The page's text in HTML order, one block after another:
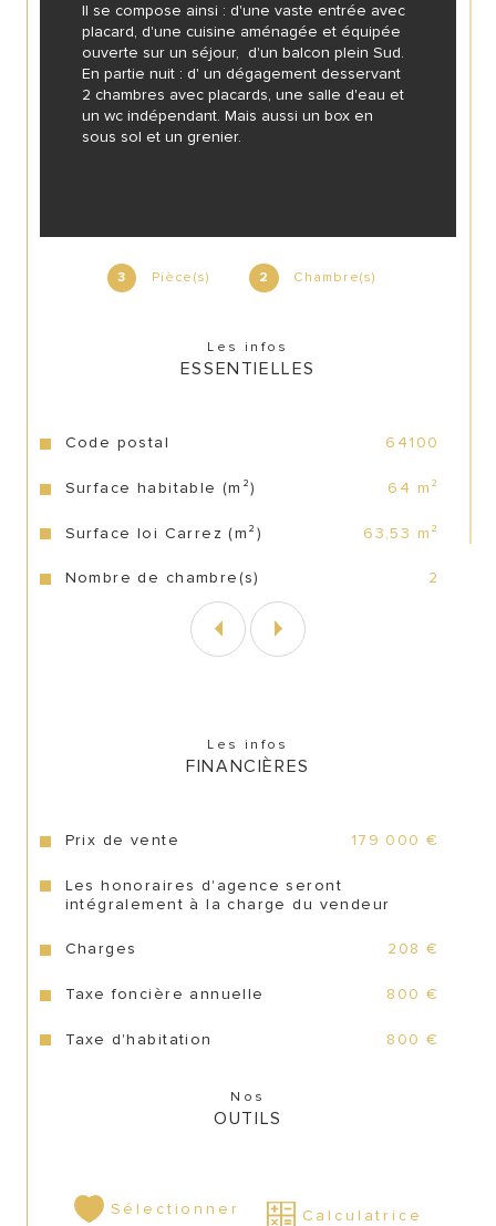
3 Pièce(s) 2 Chambre(s)
Les infos
ESSENTIELLES
Caractéristiques Valeurs
Code postal 64100
Surface habitable (m²) 64 m²
Surface loi Carrez (m²) 63,53 m²
Nombre de chambre(s) 2
Il se compose ainsi : d'une vaste entrée avec
placard, d'une cuisine aménagée et équipée
ouverte sur un séjour,  d'un balcon plein Sud.
En partie nuit : d' un dégagement desservant
2 chambres avec placards, une salle d'eau et
un wc indépendant. Mais aussi un box en
sous sol et un grenier.
Les infos
FINANCIÈRES
Prix de vente 179 000 €
Les honoraires d'agence seront
intégralement à la charge du vendeur
Charges 208 €
Taxe foncière annuelle 800 €
Taxe d'habitation 800 €
Nos
OUTILS
Sélectionner Calculatrice